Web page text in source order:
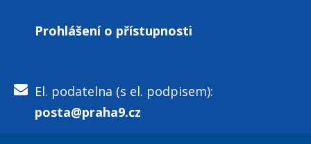
Prohlášení o přístupnosti
El. podatelna (s el. podpisem):
posta@praha9.cz